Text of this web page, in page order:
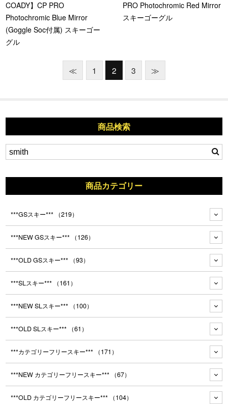
COADY】CP PRO
Photochromic Blue Mirror
(Goggle Soc付属) スキーゴー
グル
PRO Photochromic Red Mirror
スキーゴーグル
≪ 1 2 3 ≫
商品検索
商品カテゴリー
***GSスキー*** （219）
***NEW GSスキー*** （126）
***OLD GSスキー*** （93）
***SLスキー*** （161）
***NEW SLスキー*** （100）
***OLD SLスキー*** （61）
***カテゴリーフリースキー*** （171）
***NEW カテゴリーフリースキー*** （67）
***OLD カテゴリーフリースキー*** （104）